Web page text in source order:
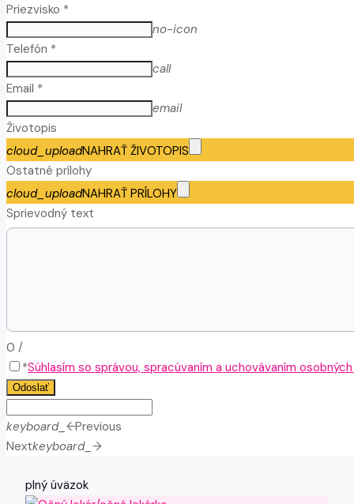
Priezvisko *
no-icon
Telefón *
call
Email *
email
Životopis
cloud_uploadNAHRAŤ ŽIVOTOPIS
Ostatné prílohy
cloud_uploadNAHRAŤ PRÍLOHY
Sprievodný text
0 /
*Súhlasím so správou, spracúvaním a uchovávaním
Odoslať
keyboard_arrow_leftPrevious
Nextkeyboard_arrow_right
plný úväzok